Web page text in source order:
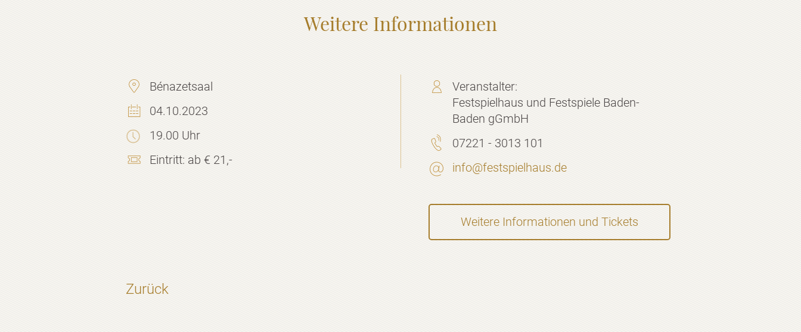
Weitere Informationen
Bénazetsaal
04.10.2023
19.00 Uhr
Eintritt: ab € 21,-
Veranstalter:
Festspielhaus und Festspiele Baden-
Baden gGmbH
07221 - 3013 101
info@festspielhaus.de
Weitere Informationen und Tickets
Zurück